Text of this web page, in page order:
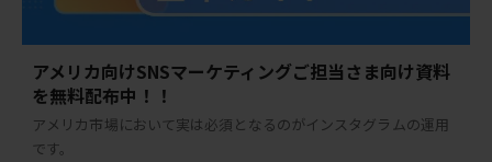
アメリカ向けSNSマーケティングご担当さま向け資料
を無料配布中！！
アメリカ市場において実は必須となるのがインスタグラムの運用
です。